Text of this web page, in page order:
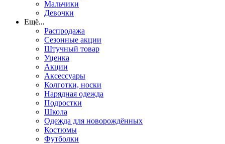
Мальчики
Девочки
Ещё...
Распродажа
Сезонные акции
Штучный товар
Уценка
Акции
Аксессуары
Колготки, носки
Нарядная одежда
Подростки
Школа
Одежда для новорождённых
Костюмы
Футболки